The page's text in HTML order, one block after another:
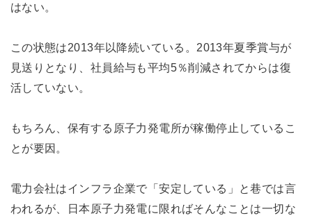
はない。
この状態は2013年以降続いている。2013年夏季賞与が
見送りとなり、社員給与も平均5％削減されてからは復
活していない。
もちろん、保有する原子力発電所が稼働停止しているこ
とが要因。
電力会社はインフラ企業で「安定している」と巷では言
われるが、日本原子力発電に限ればそんなことは一切な